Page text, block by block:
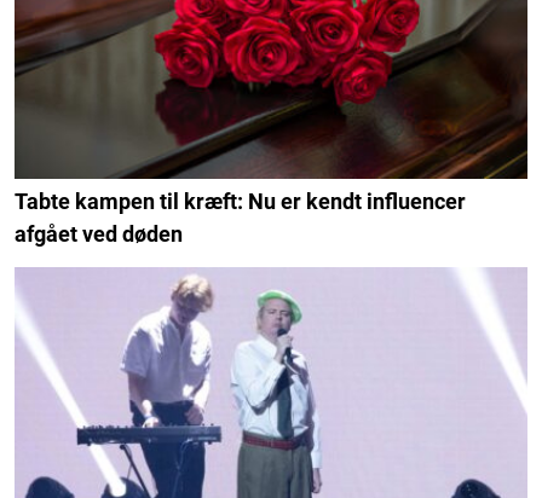
Tabte kampen til kræft: Nu er kendt influencer
afgået ved døden